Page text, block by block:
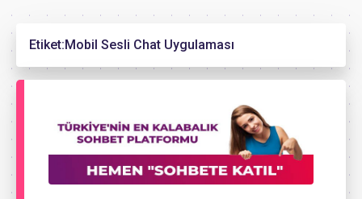
Etiket:Mobil Sesli Chat Uygulaması